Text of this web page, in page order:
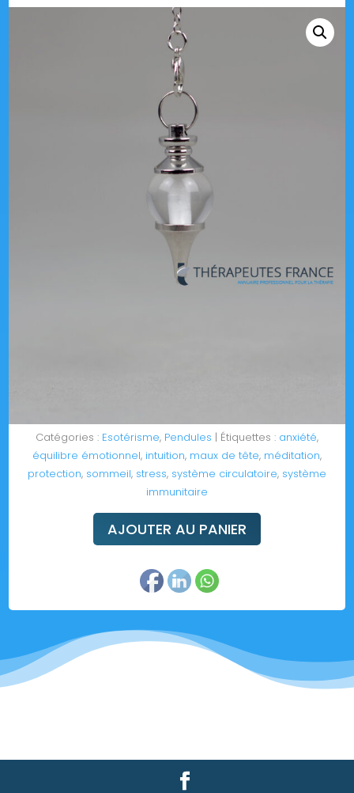
Catégories : Esotérisme, Pendules Étiquettes : anxiété,
équilibre émotionnel, intuition, maux de tête, méditation,
protection, sommeil, stress, système circulatoire, système
immunitaire
AJOUTER AU PANIER